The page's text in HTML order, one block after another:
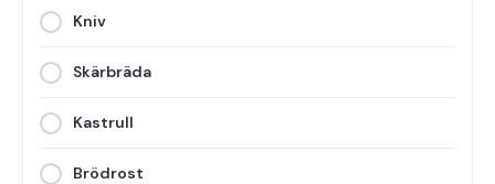
Kniv
Skärbräda
Kastrull
Brödrost